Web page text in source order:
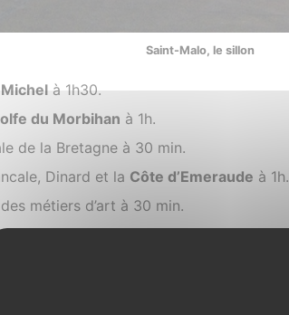
Saint-Malo, le sillon
à 1h30.
du Morbihan à 1h.
de la Bretagne à 30 min.
Dinard et la Côte d’Emeraude à 1h.
métiers d’art à 30 min.